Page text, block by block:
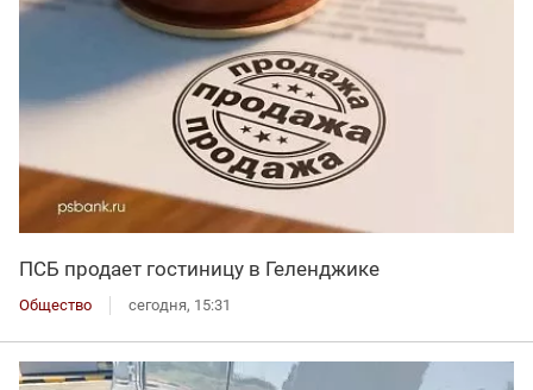
ПСБ продает гостиницу в Геленджике
Общество сегодня, 15:31